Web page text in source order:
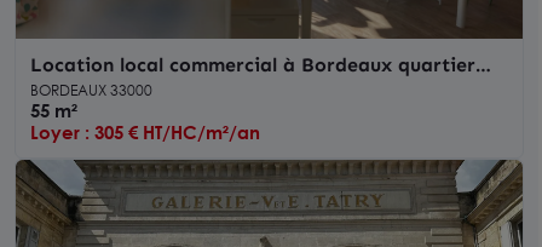
Location local commercial à Bordeaux quartier
Médoquine proximité Talence
BORDEAUX 33000
55 m²
Loyer : 305 € HT/HC/m²/an